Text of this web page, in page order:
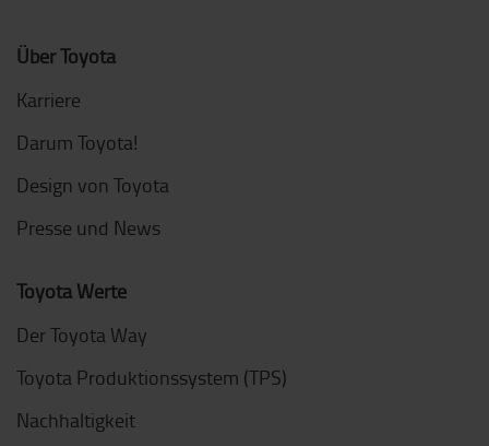
Über Toyota
Karriere
Darum Toyota!
Design von Toyota
Presse und News
Toyota Werte
Der Toyota Way
Toyota Produktionssystem (TPS)
Nachhaltigkeit